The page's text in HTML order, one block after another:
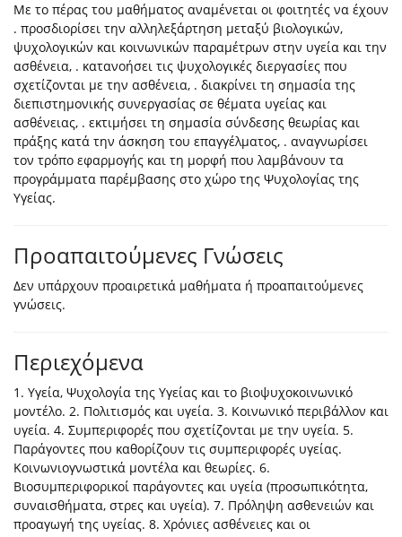
Με το πέρας του μαθήματος αναμένεται οι φοιτητές να έχουν
. προσδιορίσει την αλληλεξάρτηση μεταξύ βιολογικών,
ψυχολογικών και κοινωνικών παραμέτρων στην υγεία και την
ασθένεια, . κατανοήσει τις ψυχολογικές διεργασίες που
σχετίζονται με την ασθένεια, . διακρίνει τη σημασία της
διεπιστημονικής συνεργασίας σε θέματα υγείας και
ασθένειας, . εκτιμήσει τη σημασία σύνδεσης θεωρίας και
πράξης κατά την άσκηση του επαγγέλματος, . αναγνωρίσει
τον τρόπο εφαρμογής και τη μορφή που λαμβάνουν τα
προγράμματα παρέμβασης στο χώρο της Ψυχολογίας της
Υγείας.
Προαπαιτούμενες Γνώσεις
Δεν υπάρχουν προαιρετικά μαθήματα ή προαπαιτούμενες
γνώσεις.
Περιεχόμενα
1. Υγεία, Ψυχολογία της Υγείας και το βιοψυχοκοινωνικό
μοντέλο. 2. Πολιτισμός και υγεία. 3. Κοινωνικό περιβάλλον και
υγεία. 4. Συμπεριφορές που σχετίζονται με την υγεία. 5.
Παράγοντες που καθορίζουν τις συμπεριφορές υγείας.
Κοινωνιογνωστικά μοντέλα και θεωρίες. 6.
Βιοσυμπεριφορικοί παράγοντες και υγεία (προσωπικότητα,
συναισθήματα, στρες και υγεία). 7. Πρόληψη ασθενειών και
προαγωγή της υγείας. 8. Χρόνιες ασθένειες και οι